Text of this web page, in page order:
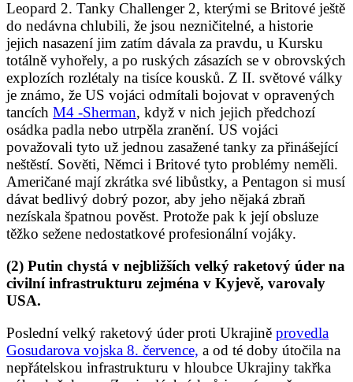
Leopard 2. Tanky Challenger 2, kterými se Britové ještě
do nedávna chlubili, že jsou nezničitelné, a historie
jejich nasazení jim zatím dávala za pravdu, u Kursku
totálně vyhořely, a po ruských zásazích se v obrovských
explozích rozlétaly na tisíce kousků. Z II. světové války
je známo, že US vojáci odmítali bojovat v opravených
tancích M4 -Sherman, když v nich jejich předchozí
osádka padla nebo utrpěla zranění. US vojáci
považovali tyto už jednou zasažené tanky za přinášející
neštěstí. Sověti, Němci i Britové tyto problémy neměli.
Američané mají zkrátka své libůstky, a Pentagon si musí
dávat bedlivý dobrý pozor, aby jeho nějaká zbraň
nezískala špatnou pověst. Protože pak k její obsluze
těžko sežene nedostatkové profesionální vojáky.
(2) Putin chystá v nejbližších velký raketový úder na
civilní infrastrukturu zejména v Kyjevě, varovaly
USA.
Poslední velký raketový úder proti Ukrajině provedla
Gosudarova vojska 8. července, a od té doby útočila na
nepřátelskou infrastrukturu v hloubce Ukrajiny takřka